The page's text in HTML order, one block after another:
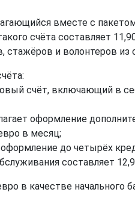
вместе с
счёта составляет
стажёров и волонтеров из
счёт, включающий в
оформление
в месяц;
до четырёх
составляет
в качестве начального